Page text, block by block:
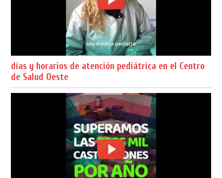
días y horarios de atención pediátrica en el Centro
de Salud Oeste